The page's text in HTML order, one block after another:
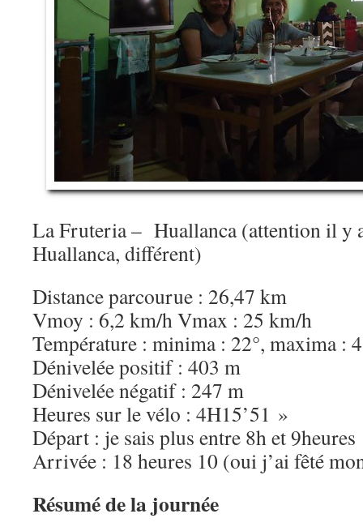
La Fruteria – Huallanca (attention il y
Huallanca, différent)
Distance parcourue : 26,47 km
Vmoy : 6,2 km/h Vmax : 25 km/h
Température : minima : 22°, maxima :
Dénivelée positif : 403 m
Dénivelée négatif : 247 m
Heures sur le vélo : 4H15’51 »
Départ : je sais plus entre 8h et 9heures
Arrivée : 18 heures 10 (oui j’ai fêté
Résumé de la journée